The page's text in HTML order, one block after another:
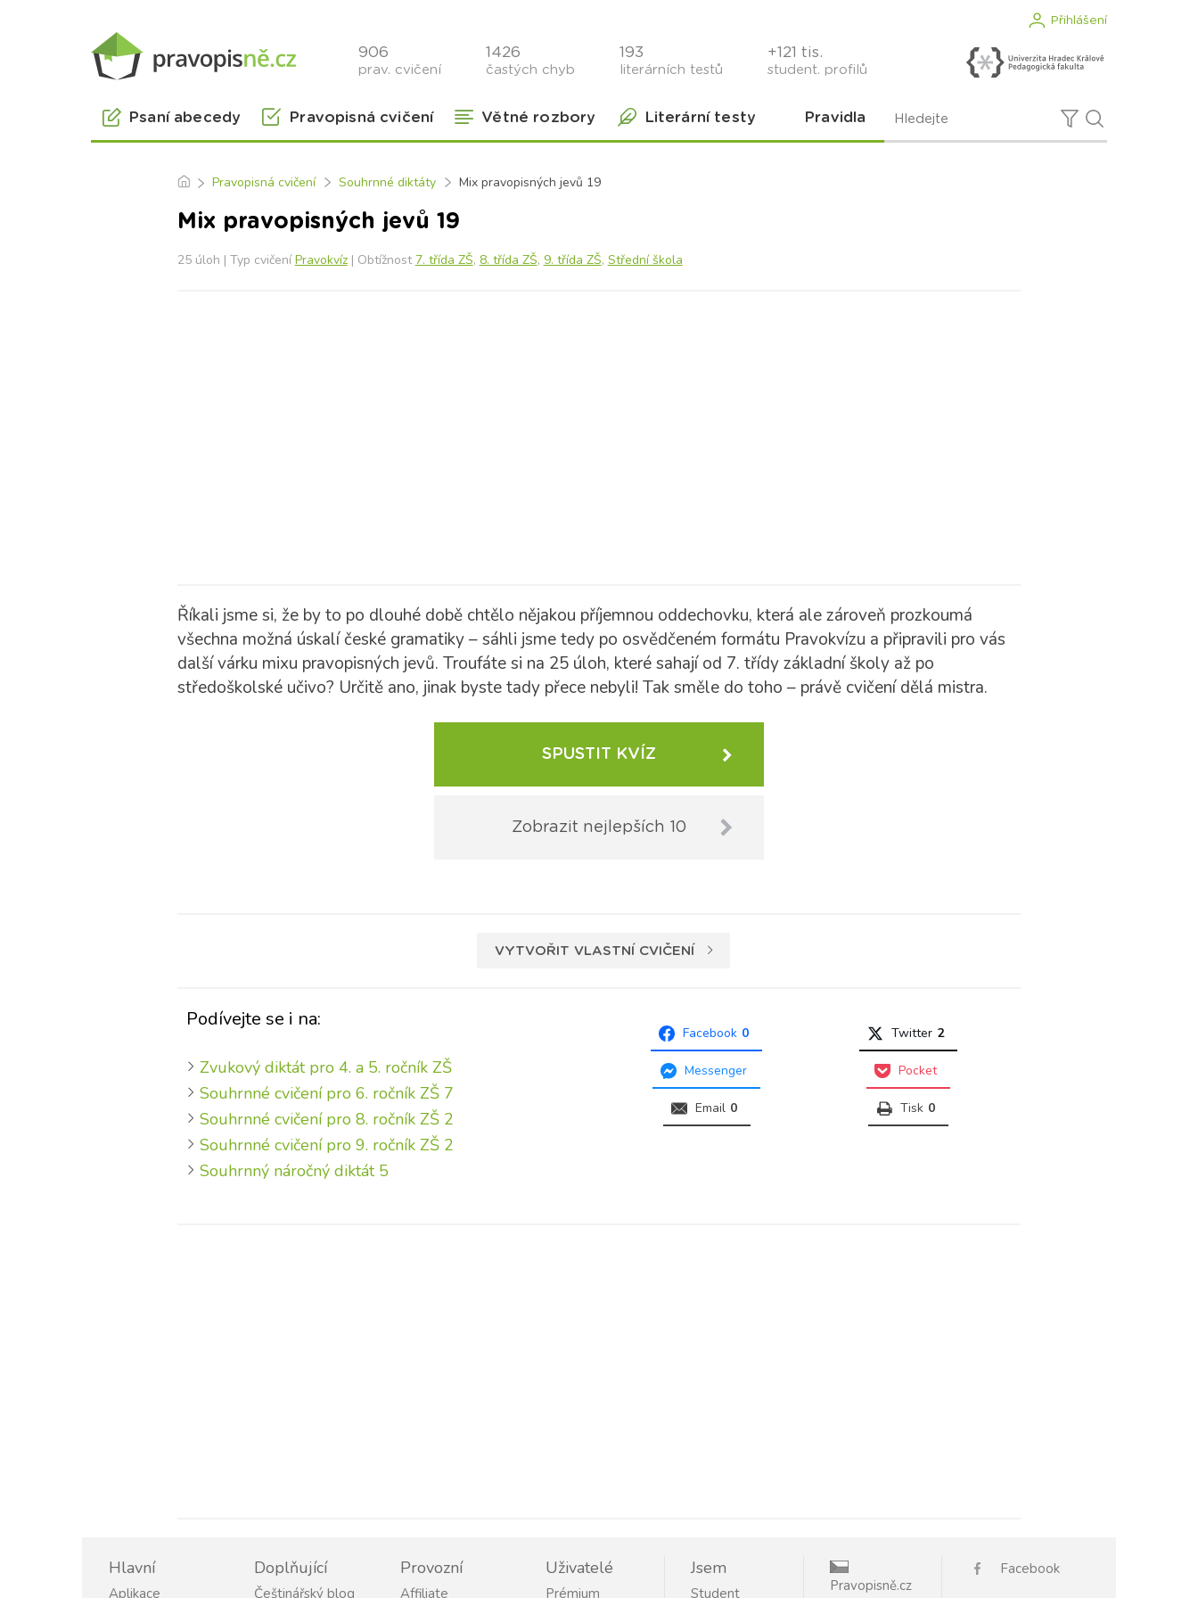
Přihlášení
906
prav. cvičení
1426
častých chyb
193
literárních testů
+121 tis.
student. profilů
Psaní abecedy Pravopisná cvičení Větné rozbory Literární testy Pravidla
Pravopisná cvičení Souhrnné diktáty Mix pravopisných jevů 19
Mix pravopisných jevů 19
25 úloh | Typ cvičeníPravokvíz| Obtížnost 7. třída ZŠ, 8. třída ZŠ, 9. třída ZŠ, Střední škola
Říkali jsme si, že by to po dlouhé době chtělo nějakou příjemnou oddechovku, která ale zároveň prozkoumá
všechna možná úskalí české gramatiky – sáhli jsme tedy po osvědčeném formátu Pravokvízu a připravili pro vás
další várku mixu pravopisných jevů. Troufáte si na 25 úloh, které sahají od 7. třídy základní školy až po
středoškolské učivo? Určitě ano, jinak byste tady přece nebyli! Tak směle do toho – právě cvičení dělá mistra.
SPUSTIT KVÍZ
Zobrazit nejlepších 10
VYTVOŘIT VLASTNÍ CVIČENÍ
Podívejte se i na:
Zvukový diktát pro 4. a 5. ročník ZŠ
Souhrnné cvičení pro 6. ročník ZŠ 7
Souhrnné cvičení pro 8. ročník ZŠ 2
Souhrnné cvičení pro 9. ročník ZŠ 2
Souhrnný náročný diktát 5
Facebook 0 Twitter 2
Messenger Pocket
Email 0 Tisk 0
Hlavní
Aplikace
Doplňující
Češtinářský blog
Provozní
Affiliate
Uživatelé
Prémium
Jsem
Student Pravopisně.cz
Facebook